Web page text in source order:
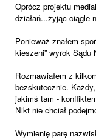
Oprócz projektu
działań...żyjąc ciągle
Ponieważ znałem
kieszeni” wyrok Sądu
Rozmawiałem z
bezskutecznie.
jakimś tam -
Nikt nie chciał
Wymienię parę